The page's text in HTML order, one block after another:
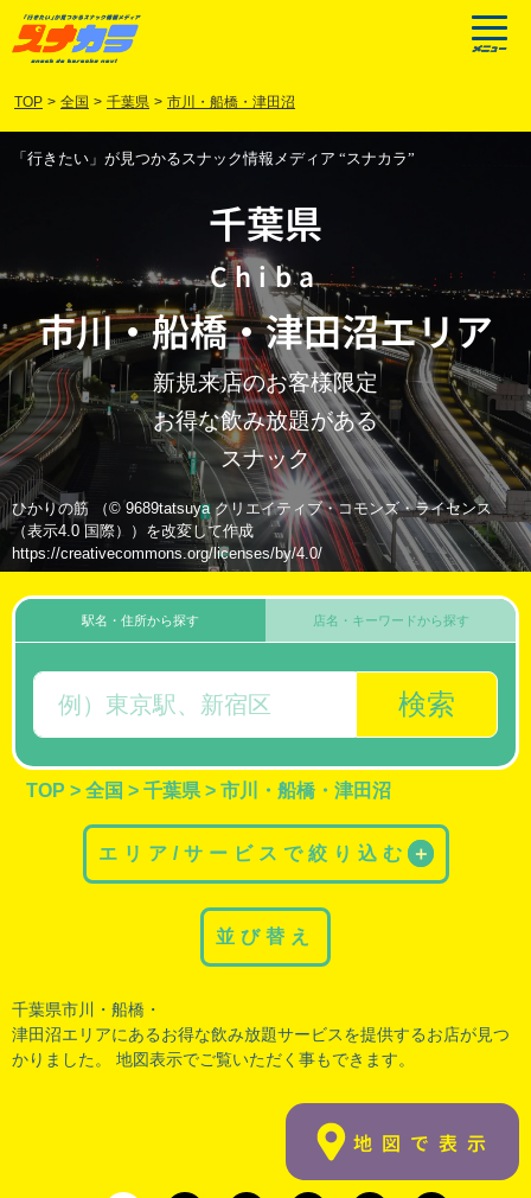
TOP > 全国 > 千葉県 > 市川・船橋・津田沼
「行きたい」が見つかるスナック情報メディア “スナカラ”
千葉県
Chiba
市川・船橋・津田沼エリア
新規来店のお客様限定
お得な飲み放題がある
スナック
ひかりの筋 （© 9689tatsuya クリエイティブ・コモンズ・ライセンス
（表示4.0 国際））を改変して作成
https://creativecommons.org/licenses/by/4.0/
駅名・住所から探す
検索
店名・キーワードから探す
TOP > 全国 > 千葉県 > 市川・船橋・津田沼
エリア/サービスで絞り込む ＋
並び替え
千葉県市川・ 船橋 ・
津田沼エリアにあるお得な飲み放題サービスを提供するお店が見つ
かりました。 地図表示でご覧いただく事もできます。
地図で表示